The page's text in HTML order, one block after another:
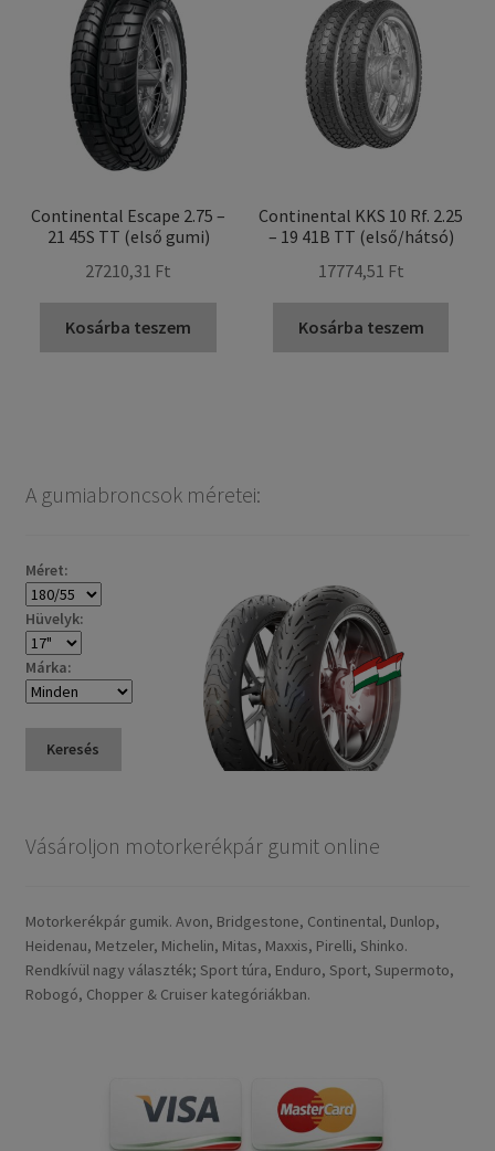
Continental Escape 2.75 –
21 45S TT (első gumi)
27210,31 Ft
Kosárba teszem
Continental KKS 10 Rf. 2.25
– 19 41B TT (első/hátsó)
17774,51 Ft
Kosárba teszem
A gumiabroncsok méretei:
Méret:
Hüvelyk:
Márka:
Keresés
Vásároljon motorkerékpár gumit online
Motorkerékpár gumik. Avon, Bridgestone, Continental, Dunlop,
Heidenau, Metzeler, Michelin, Mitas, Maxxis, Pirelli, Shinko.
Rendkívül nagy választék; Sport túra, Enduro, Sport, Supermoto,
Robogó, Chopper & Cruiser kategóriákban.